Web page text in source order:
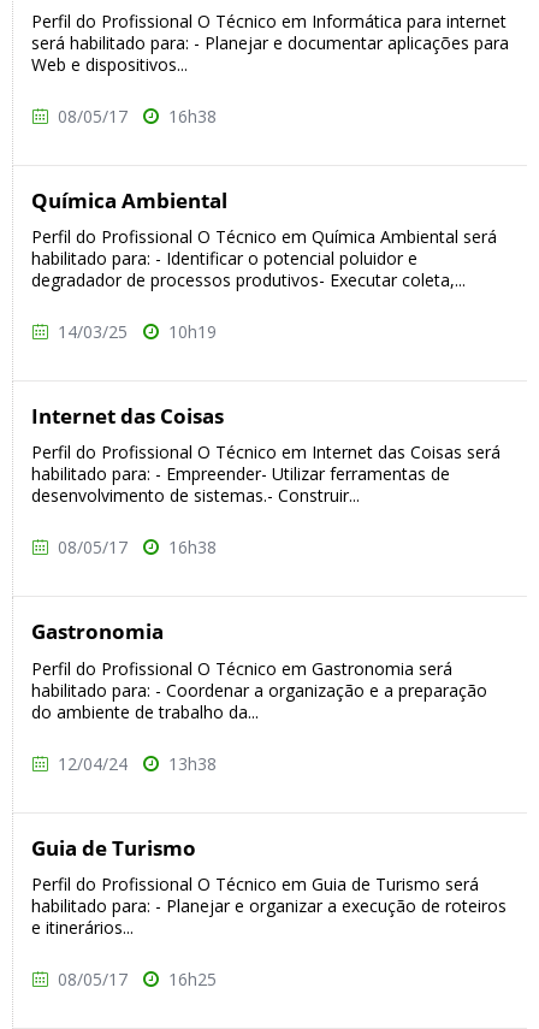
Perfil do Profissional O Técnico em Informática para internet
será habilitado para: - Planejar e documentar aplicações para
Web e dispositivos...
08/05/17 16h38
Química Ambiental
Perfil do Profissional O Técnico em Química Ambiental será
habilitado para: - Identificar o potencial poluidor e
degradador de processos produtivos- Executar coleta,...
14/03/25 10h19
Internet das Coisas
Perfil do Profissional O Técnico em Internet das Coisas será
habilitado para: - Empreender- Utilizar ferramentas de
desenvolvimento de sistemas.- Construir...
08/05/17 16h38
Gastronomia
Perfil do Profissional O Técnico em Gastronomia será
habilitado para: - Coordenar a organização e a preparação
do ambiente de trabalho da...
12/04/24 13h38
Guia de Turismo
Perfil do Profissional O Técnico em Guia de Turismo será
habilitado para: - Planejar e organizar a execução de roteiros
e itinerários...
08/05/17 16h25